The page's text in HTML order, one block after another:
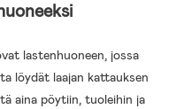
lastenhuoneen, jossa
löydät laajan kattauksen
aina pöytiin, tuoleihin ja